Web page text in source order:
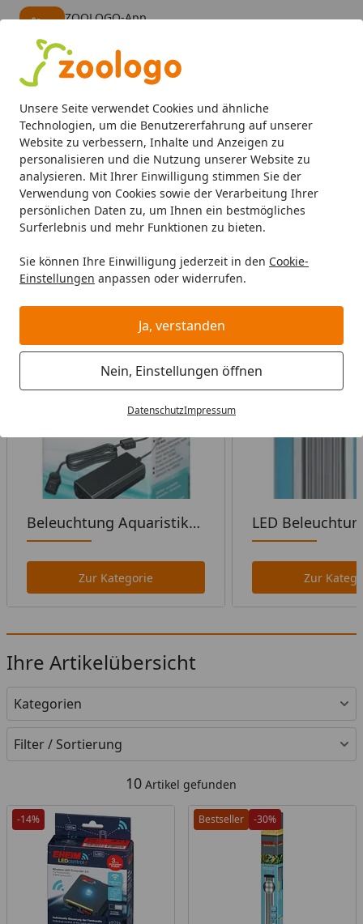
Unsere Seite verwendet Cookies und ähnliche
Technologien, um die Benutzererfahrung auf unserer
Website zu verbessern, Inhalte und Anzeigen zu
personalisieren und die Nutzung unserer Website zu
analysieren. Mit Ihrer Einwilligung stimmen Sie der
Verwendung von Cookies sowie der Verarbeitung Ihrer
persönlichen Daten zu, um Ihnen ein bestmögliches
Surferlebnis und mehr Funktionen zu bieten.
Sie können Ihre Einwilligung jederzeit in den Cookie-
Einstellungen anpassen oder widerrufen.
Ja, verstanden
Nein, Einstellungen öffnen
DatenschutzImpressum
ZOOLOGO-App
Alle Produkte
Mein Konto
Suchen
Startseite
EHEIM Beleuchtung
EHEIM Beleuchtung
EHEIM Beleuchtung bei Zoologo und finden Sie
Haustier. Unser Sortiment umfasst Tierbedarf, Futter
und Zubehör für unterschiedliche Bedürfnisse.
Wählen Sie Ihre Wunschkategorie
Beleuchtung Aquaristik
Zubehör
Zur Kategorie
LED
Aquaristik
Zur
Ihre Artikelübersicht
Kategorien
Filter / Sortierung
10 Artikel gefunden
-14% Bestseller -30%